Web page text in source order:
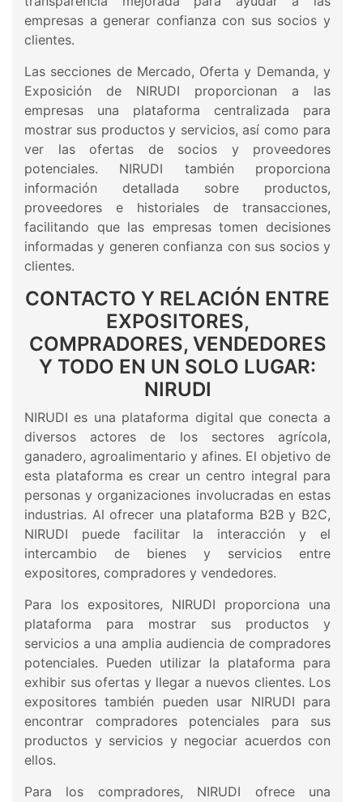
empresas a generar confianza con sus socios y
clientes.
Las secciones de Mercado, Oferta y Demanda, y
Exposición de NIRUDI proporcionan a las
empresas una plataforma centralizada para
mostrar sus productos y servicios, así como para
ver las ofertas de socios y proveedores
potenciales. NIRUDI también proporciona
información detallada sobre productos,
proveedores e historiales de transacciones,
facilitando que las empresas tomen decisiones
informadas y generen confianza con sus socios y
clientes.
CONTACTO Y RELACIÓN ENTRE
EXPOSITORES,
COMPRADORES, VENDEDORES
Y TODO EN UN SOLO LUGAR:
NIRUDI
NIRUDI es una plataforma digital que conecta a
diversos actores de los sectores agrícola,
ganadero, agroalimentario y afines. El objetivo de
esta plataforma es crear un centro integral para
personas y organizaciones involucradas en estas
industrias. Al ofrecer una plataforma B2B y B2C,
NIRUDI puede facilitar la interacción y el
intercambio de bienes y servicios entre
expositores, compradores y vendedores.
Para los expositores, NIRUDI proporciona una
plataforma para mostrar sus productos y
servicios a una amplia audiencia de compradores
potenciales. Pueden utilizar la plataforma para
exhibir sus ofertas y llegar a nuevos clientes. Los
expositores también pueden usar NIRUDI para
encontrar compradores potenciales para sus
productos y servicios y negociar acuerdos con
ellos.
Para los compradores, NIRUDI ofrece una